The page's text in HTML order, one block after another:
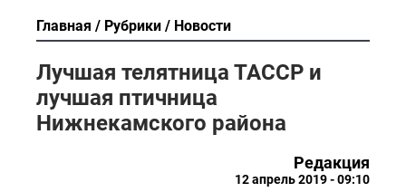
Главная Рубрики Новости
Лучшая телятница ТАССР и
лучшая птичница
Нижнекамского района
Редакция
12 апрель 2019 - 09:10